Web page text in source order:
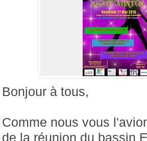
Bonjour à tous,
Comme nous vous
de la réunion du bassin